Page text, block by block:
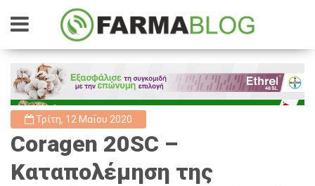
Τρίτη, 12 Μαΐου 2020
Coragen 20SC –
Καταπολέμηση της